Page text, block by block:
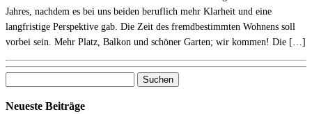
Jahres, nachdem es bei uns beiden beruflich mehr Klarheit und eine
langfristige Perspektive gab. Die Zeit des fremdbestimmten Wohnens soll
vorbei sein. Mehr Platz, Balkon und schöner Garten; wir kommen! Die […]
Neueste Beiträge